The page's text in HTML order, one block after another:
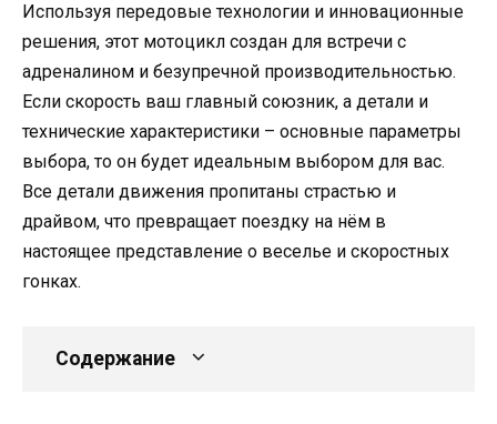
Используя передовые технологии и инновационные
решения, этот мотоцикл создан для встречи с
адреналином и безупречной производительностью.
Если скорость ваш главный союзник, а детали и
технические характеристики – основные параметры
выбора, то он будет идеальным выбором для вас.
Все детали движения пропитаны страстью и
драйвом, что превращает поездку на нём в
настоящее представление о веселье и скоростных
гонках.
Содержание